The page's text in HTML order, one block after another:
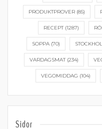
PRODUKTPROVER(85)
RECEPT(1287)
SOPPA(70)
VARDAGSMAT(234)
VEGOMIDDAG (104)
Sidor